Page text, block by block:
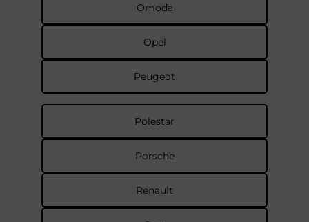
Omoda
Opel
Peugeot
Polestar
Porsche
Renault